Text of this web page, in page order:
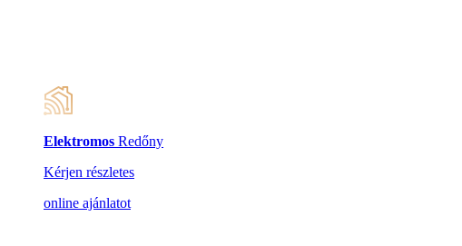
Elektromos Redőny
Kérjen részletes
online ajánlatot